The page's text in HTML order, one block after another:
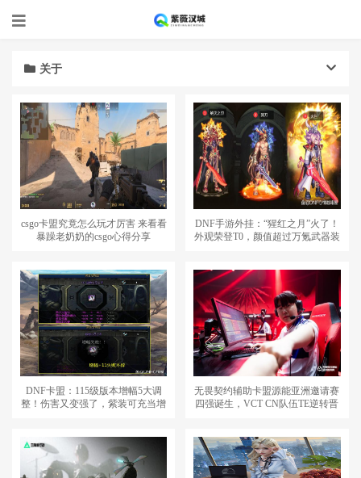
关于
csgo卡盟究竟怎么玩才厉害 来看看
暴躁老奶奶的csgo心得分享
DNF手游外挂：“猩红之月”火了！
外观荣登T0，颜值超过万氪武器装
DNF卡盟：115级版本增幅5大调
整！伤害又变强了，紫装可充当增
无畏契约辅助卡盟源能亚洲邀请赛
四强诞生，VCT CN队伍TE逆转晋